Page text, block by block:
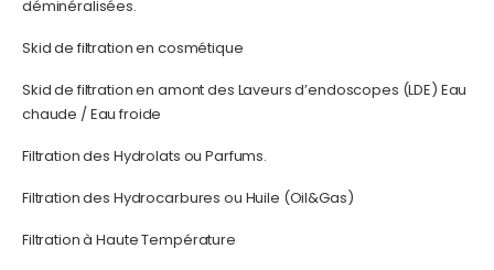
déminéralisées.
Skid de filtration en cosmétique
Skid de filtration en amont des Laveurs d’endoscopes (LDE) Eau
chaude / Eau froide
Filtration des Hydrolats ou Parfums.
Filtration des Hydrocarbures ou Huile (Oil&Gas)
Filtration à Haute Température